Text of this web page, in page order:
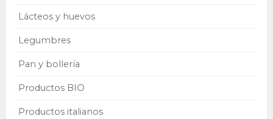
Lácteos y huevos
Legumbres
Pan y bollería
Productos BIO
Productos italianos